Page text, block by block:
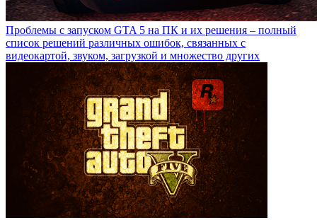
Проблемы с запуском GTA 5 на ПК и их решения – полный
список решений различных ошибок, связанных с
видеокартой, звуком, загрузкой и множество других